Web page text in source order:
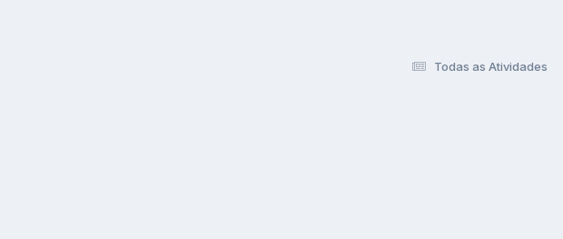
Todas as Atividades